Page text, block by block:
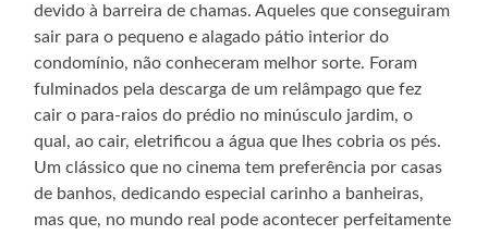
devido à barreira de chamas. Aqueles que conseguiram
sair para o pequeno e alagado pátio interior do
condomínio, não conheceram melhor sorte. Foram
fulminados pela descarga de um relâmpago que fez
cair o para-raios do prédio no minúsculo jardim, o
qual, ao cair, eletrificou a água que lhes cobria os pés.
Um clássico que no cinema tem preferência por casas
de banhos, dedicando especial carinho a banheiras,
mas que, no mundo real pode acontecer perfeitamente